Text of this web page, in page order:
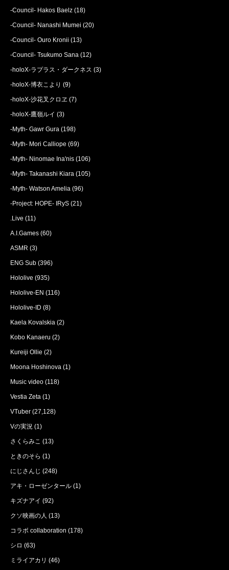
-Council- Hakos Baelz (18)
-Council- Nanashi Mumei (20)
-Council- Ouro Kronii (13)
-Council- Tsukumo Sana (12)
-holoX-ラプラス・ダークネス (3)
-holoX-博衣こより (9)
-holoX-沙花叉クロヱ (7)
-holoX-鷹嶺ルイ (3)
-Myth- Gawr Gura (198)
-Myth- Mori Calliope (69)
-Myth- Ninomae Ina'nis (106)
-Myth- Takanashi Kiara (105)
-Myth- Watson Amelia (96)
-Project: HOPE- IRyS (21)
.Live (11)
A.I.Games (60)
ASMR (3)
ENG Sub (396)
Hololive (935)
Hololive-EN (116)
Hololive-ID (8)
Kaela Kovalskia (2)
Kobo Kanaeru (2)
Kureiji Ollie (2)
Moona Hoshinova (1)
Music video (118)
Vestia Zeta (1)
VTuber (27,128)
Vの実況 (1)
さくらみこ (13)
ときのそら (1)
にじさんじ (248)
アキ・ローゼンタール (1)
キズナアイ (92)
クソ映画の人 (13)
コラボ collaboration (178)
シロ (63)
ミライアカリ (46)